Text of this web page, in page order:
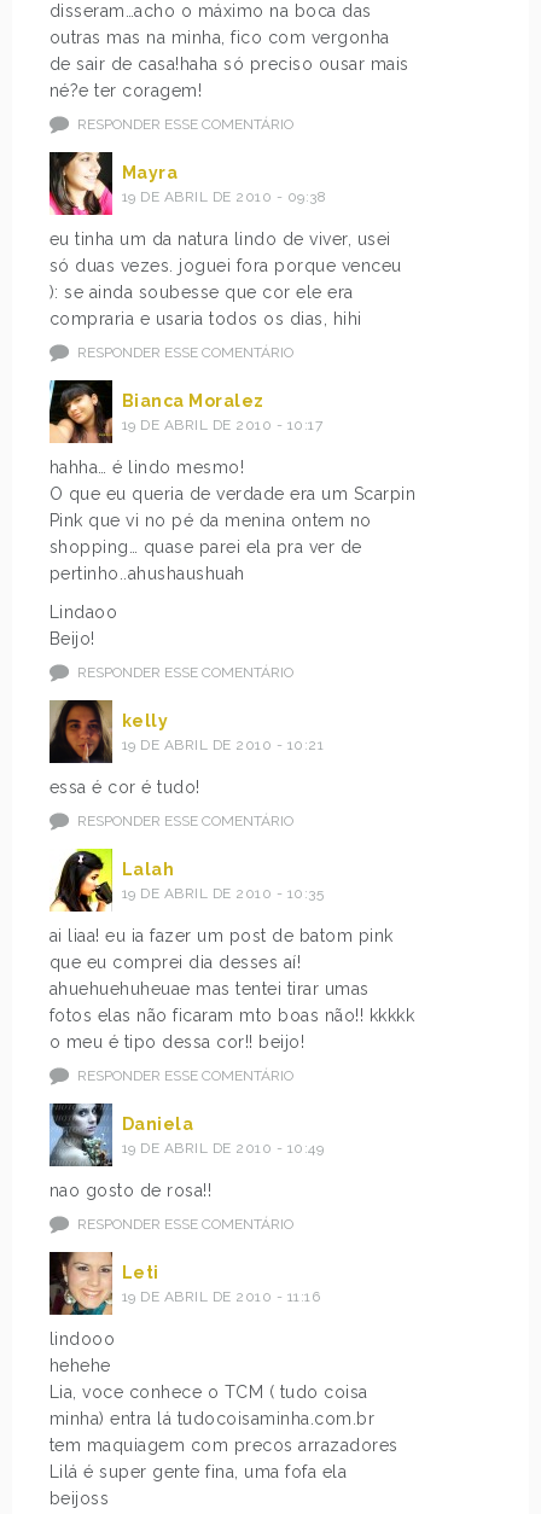
disseram…acho o máximo na boca das
outras mas na minha, fico com vergonha
de sair de casa!haha só preciso ousar mais
né?e ter coragem!
RESPONDER ESSE COMENTÁRIO
Mayra
19 DE ABRIL DE 2010 - 09:38
eu tinha um da natura lindo de viver, usei
só duas vezes. joguei fora porque venceu
): se ainda soubesse que cor ele era
compraria e usaria todos os dias, hihi
RESPONDER ESSE COMENTÁRIO
Bianca Moralez
19 DE ABRIL DE 2010 - 10:17
hahha… é lindo mesmo!
O que eu queria de verdade era um Scarpin
Pink que vi no pé da menina ontem no
shopping… quase parei ela pra ver de
pertinho..ahushaushuah
Lindaoo
Beijo!
RESPONDER ESSE COMENTÁRIO
kelly
19 DE ABRIL DE 2010 - 10:21
essa é cor é tudo!
RESPONDER ESSE COMENTÁRIO
Lalah
19 DE ABRIL DE 2010 - 10:35
ai liaa! eu ia fazer um post de batom pink
que eu comprei dia desses aí!
ahuehuehuheuae mas tentei tirar umas
fotos elas não ficaram mto boas não!! kkkkk
o meu é tipo dessa cor!! beijo!
RESPONDER ESSE COMENTÁRIO
Daniela
19 DE ABRIL DE 2010 - 10:49
nao gosto de rosa!!
RESPONDER ESSE COMENTÁRIO
Leti
19 DE ABRIL DE 2010 - 11:16
lindooo
hehehe
Lia, voce conhece o TCM ( tudo coisa
minha) entra lá tudocoisaminha.com.br
tem maquiagem com precos arrazadores
Lilá é super gente fina, uma fofa ela
beijoss